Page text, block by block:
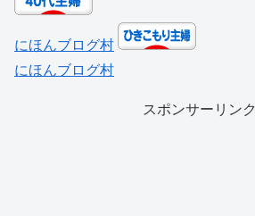
にほんブログ村
にほんブログ村
スポンサーリンク